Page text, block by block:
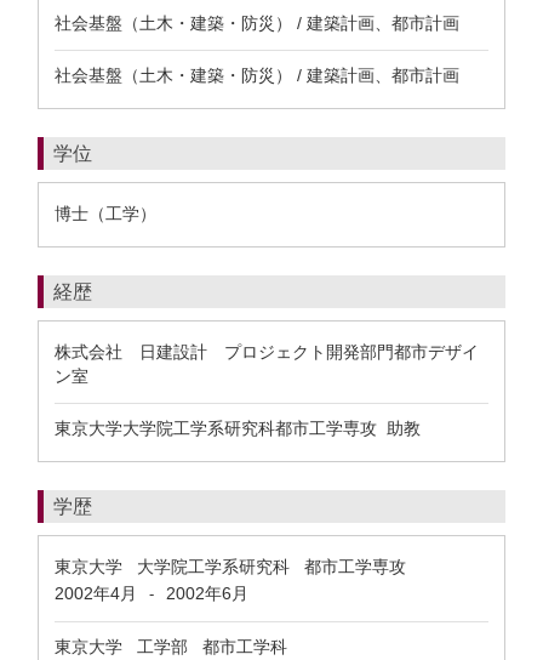
社会基盤（土木・建築・防災） / 建築計画、都市計画
社会基盤（土木・建築・防災） / 建築計画、都市計画
学位
博士（工学）
経歴
株式会社 日建設計 プロジェクト開発部門都市デザイ
ン室
東京大学大学院工学系研究科都市工学専攻 助教
学歴
東京大学 大学院工学系研究科 都市工学専攻
2002年4月
- 2002年6月
東京大学 工学部 都市工学科